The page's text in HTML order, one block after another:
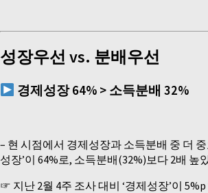
성장우선 vs. 분배우선
경제성장64% > 소득분배32%
– 현 시점에서 경제성장과 소득분배 중 더
성장’이 64%로, 소득분배(32%)보다 2배 높
☞ 지난 2월 4주 조사 대비 ‘경제성장’이